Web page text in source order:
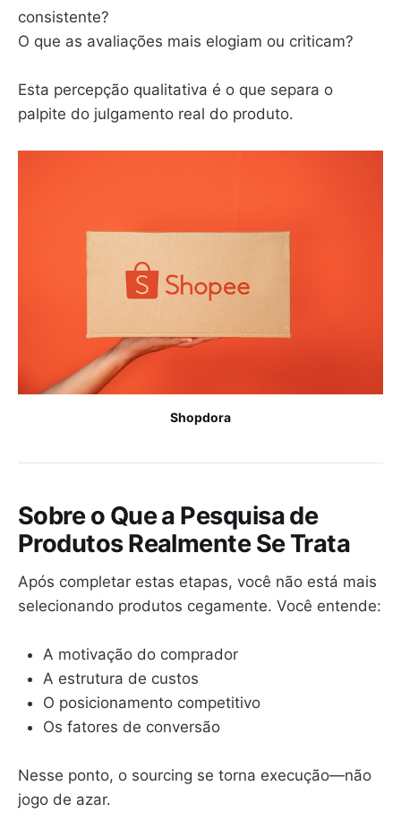
consistente?
O que as avaliações mais elogiam ou criticam?
Esta percepção qualitativa é o que separa o
palpite do julgamento real do produto.
Shopdora
Sobre o Que a Pesquisa de
Produtos Realmente Se Trata
Após completar estas etapas, você não está mais
selecionando produtos cegamente. Você entende:
A motivação do comprador
A estrutura de custos
O posicionamento competitivo
Os fatores de conversão
Nesse ponto, o sourcing se torna execução—não
jogo de azar.